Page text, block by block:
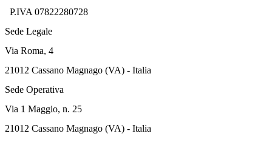
P.IVA 07822280728
Sede Legale
Via Roma, 4
21012 Cassano Magnago (VA) - Italia
Sede Operativa
Via 1 Maggio, n. 25
21012 Cassano Magnago (VA) - Italia